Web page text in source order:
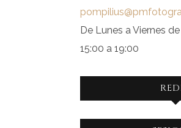
De Lunes a Viernes
15:00 a 19:00